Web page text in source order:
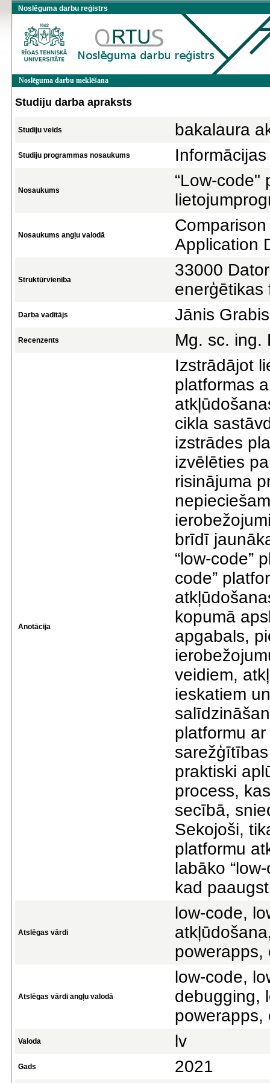
Noslēguma darbu reģistrs
Noslēguma darbu meklēšana
Studiju darba apraksts
Studiju veids bakalaura
Studiju programmas nosaukums
Nosaukums
“Low-code"
Nosaukums angļu valodā
Application
Struktūrvienība
33000
enerģētikas
Darba vadītājs Jānis Grabis
Recenzents Mg. sc. ing.
Anotācija
Izstrādājot
platformas
cikla
izstrādes
izvēlēties
risinājuma
brīdī
“low-code”
code”
kopumā
apgabals,
veidiem,
ieskatiem
platformu
praktiski
process,
secībā,
Sekojoši,
platformu
labāko
kad
Atslēgas vārdi
low-code,
powerapps,
Atslēgas vārdi angļu valodā
low-code,
debugging,
powerapps,
Valoda lv
Gads
2021